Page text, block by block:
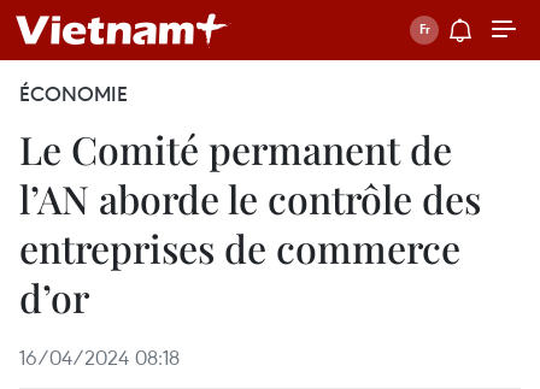
ÉCONOMIE
Le Comité permanent de
l’AN aborde le contrôle des
entreprises de commerce
d’or
16/04/2024 08:18